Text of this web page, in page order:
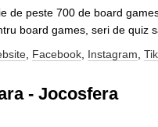
de peste 700 de board
board games, seri de quiz
Facebook Instagram
- Jocosfera